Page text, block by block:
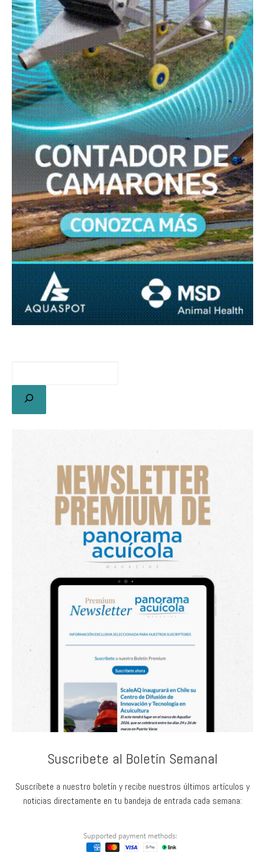
Suscribete al Boletín Semanal
Suscríbete a nuestro boletín y recibe nuestros últimos artículos y
noticias directamente en tu bandeja de entrada cada semana: